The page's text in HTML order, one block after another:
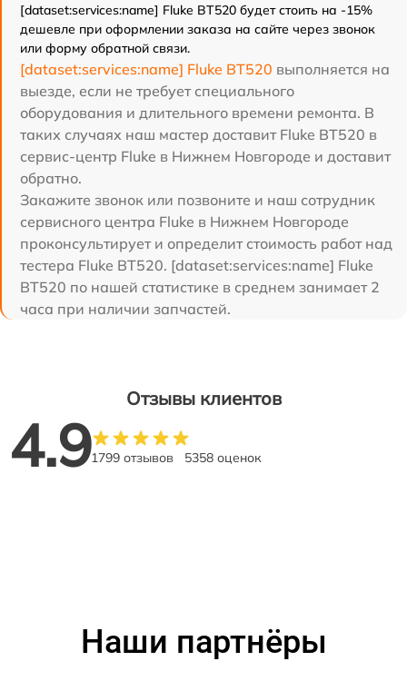
[dataset:services:name] Fluke BT520 будет стоить на -15%
дешевле при оформлении заказа на сайте через звонок
или форму обратной связи.
[dataset:services:name] Fluke BT520 выполняется на
выезде, если не требует специального
оборудования и длительного времени ремонта. В
таких случаях наш мастер доставит Fluke BT520 в
сервис-центр Fluke в Нижнем Новгороде и доставит
обратно.
Закажите звонок или позвоните и наш сотрудник
сервисного центра Fluke в Нижнем Новгороде
проконсультирует и определит стоимость работ над
тестера Fluke BT520. [dataset:services:name] Fluke
BT520 по нашей статистике в среднем занимает 2
часа при наличии запчастей.
Отзывы клиентов
4.91799 отзывов 5358 оценок
Наши партнёры